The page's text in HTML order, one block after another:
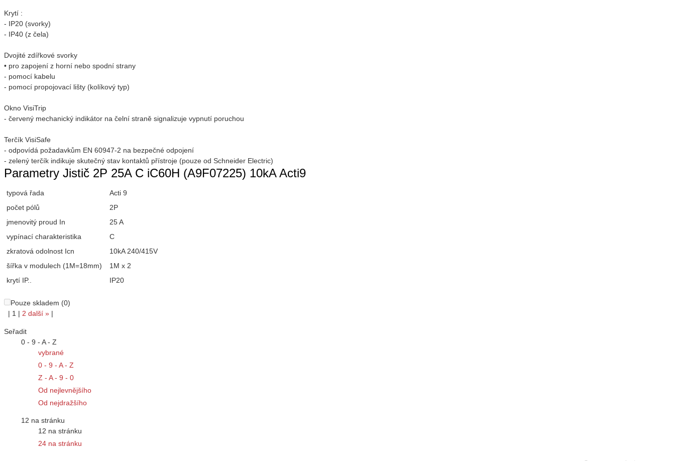
Krytí :
- IP20 (svorky)
- IP40 (z čela)
Dvojité zdířkové svorky
• pro zapojení z horní nebo spodní strany
- pomocí kabelu
- pomocí propojovací lišty (kolíkový typ)
Okno VisiTrip
- červený mechanický indikátor na čelní straně signalizuje vypnutí poruchou
Terčík VisiSafe
- odpovídá požadavkům EN 60947-2 na bezpečné odpojení
- zelený terčík indikuje skutečný stav kontaktů přístroje (pouze od Schneider Electric)
Parametry Jistič 2P 25A C iC60H (A9F07225) 10kA Acti9
typová řada
Acti 9
počet pólů
2P
jmenovitý proud In
25 A
vypínací charakteristika
C
zkratová odolnost Icn
10kA 240/415V
šířka v modulech (1M=18mm)
1M x 2
krytí IP..
IP20
Pouze skladem (0)
| 1 | 2 další » |
Seřadit
0 - 9 - A - Z
vybrané
0 - 9 - A - Z
Z - A - 9 - 0
Od nejlevnějšího
Od nejdražšího
12 na stránku
12 na stránku
24 na stránku